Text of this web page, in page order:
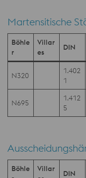
Martensitische
Böhle
r
Villar
es
DIN
N320
1.402
1
N695
1.412
5
Böhle
Villar
DIN